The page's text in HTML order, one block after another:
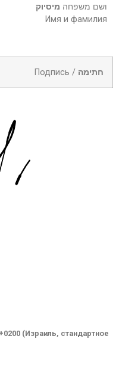
ושם משפחה מיסיוק
Имя и фамилия
Подпись / חתימה
(Израиль, стандартное